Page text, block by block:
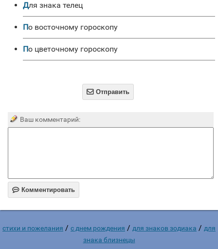
для знака телец
по восточному гороскопу
по цветочному гороскопу
 Отправить
Ваш комментарий:
 Комментировать
стихи и пожелания / c днем рождения / для знаков зодиака / для
знака близнецы